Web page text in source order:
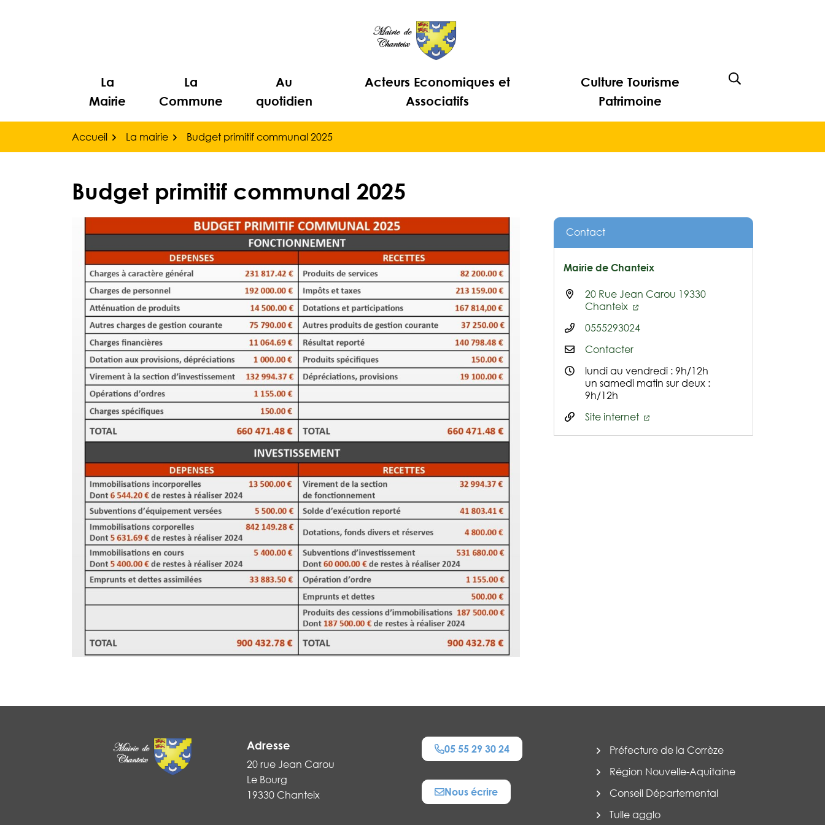
La
Mairie
La
Commune
Au
quotidien
Acteurs Economiques et
Associatifs
Culture Tourisme
Patrimoine
Afficher la
Accueil La mairie Budget primitif communal 2025
Budget primitif communal 2025
Contact
Mairie de Chanteix
20 Rue Jean Carou 19330
Chanteix
0555293024
Contacter
lundi au vendredi : 9h/12h
un samedi matin sur deux :
9h/12h
Site internet
Adresse
20 rue Jean Carou
Le Bourg
19330 Chanteix
05 55 29 30 24
Nous écrire
Préfecture de la Corrèze
Région Nouvelle-Aquitaine
Conseil Départemental
Tulle agglo